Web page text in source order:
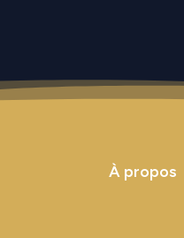
À propos